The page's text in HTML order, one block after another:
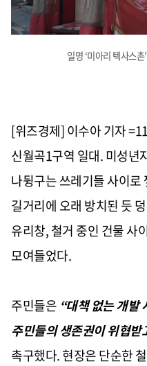
일명 ‘미아리 텍사스
[위즈경제] 이수아 기자
신월곡1구역 일대. 미성년
나뒹구는 쓰레기들 사이로
길거리에 오래 방치된 듯
유리창, 철거 중인 건물 사
모여들었다.
주민들은 “대책 없는 개발
주민들의 생존권이 위협받
촉구했다. 현장은 단순한